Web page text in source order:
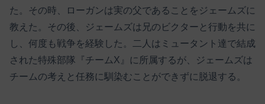
た。その時、ローガンは実の父であることをジェームズに
教えた。その後、ジェームズは兄のビクターと行動を共に
し、何度も戦争を経験した。二人はミュータント達で結成
された特殊部隊『チームX』に所属するが、ジェームズは
チームの考えと任務に馴染むことができずに脱退する。